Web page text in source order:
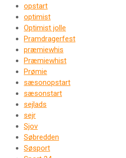
opstart
optimist
Optimist jolle
Pramdragerfest
præmiewhis
Præmiewhist
Prømie
sæsonopstart
sæsonstart
sejlads
sejr
Sjov
Søbredden
Søsport